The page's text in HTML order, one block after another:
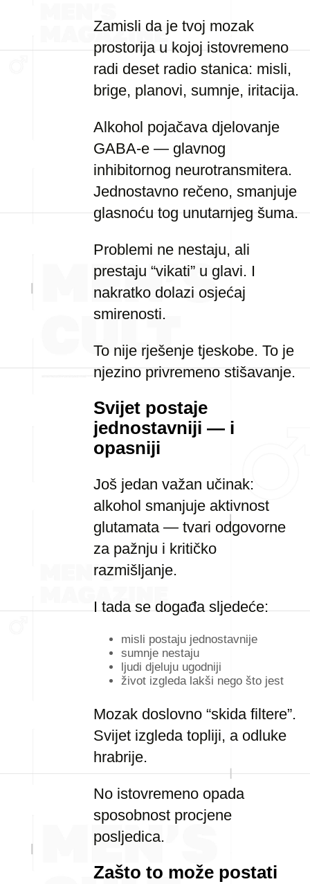
Zamisli da je tvoj mozak
prostorija u kojoj istovremeno
radi deset radio stanica: misli,
brige, planovi, sumnje, iritacija.
Alkohol pojačava djelovanje
GABA-e — glavnog
inhibitornog neurotransmitera.
Jednostavno rečeno, smanjuje
glasnoću tog unutarnjeg šuma.
Problemi ne nestaju, ali
prestaju “vikati” u glavi. I
nakratko dolazi osjećaj
smirenosti.
To nije rješenje tjeskobe. To je
njezino privremeno stišavanje.
Svijet postaje
jednostavniji — i
opasniji
Još jedan važan učinak:
alkohol smanjuje aktivnost
glutamata — tvari odgovorne
za pažnju i kritičko
razmišljanje.
I tada se događa sljedeće:
misli postaju jednostavnije
sumnje nestaju
ljudi djeluju ugodniji
život izgleda lakši nego što jest
Mozak doslovno “skida filtere”.
Svijet izgleda topliji, a odluke
hrabrije.
No istovremeno opada
sposobnost procjene
posljedica.
Zašto to može postati